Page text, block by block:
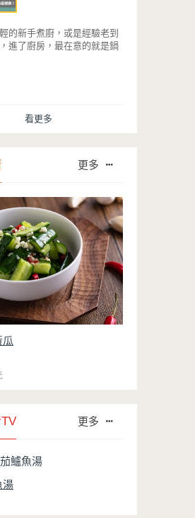
的新手煮廚，或是經驗老到
進了廚房，最在意的就是鍋
深受普羅大眾的喜愛，而鍋
的鍋具，更年年穩居銷售排
看更多
更多
瓜
更多
湯